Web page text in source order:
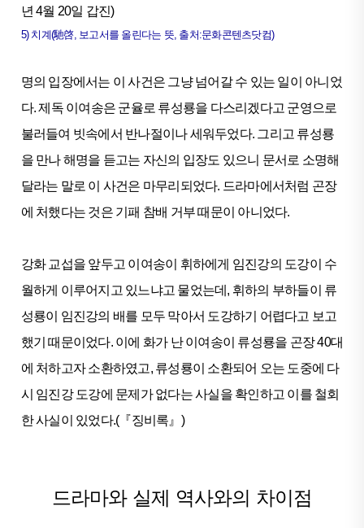
년 4월 20일 갑진)
5) 치계(馳啓, 보고서를 올린다는 뜻, 출처:문화콘텐츠닷컴)
명의 입장에서는 이 사건은 그냥 넘어갈 수 있는 일이 아니었
다. 제독 이여송은 군율로 류성룡을 다스리겠다고 군영으로
불러들여 빗속에서 반나절이나 세워두었다. 그리고 류성룡
을 만나 해명을 듣고는 자신의 입장도 있으니 문서로 소명해
달라는 말로 이 사건은 마무리되었다. 드라마에서처럼 곤장
에 처했다는 것은 기패 참배 거부 때문이 아니었다.
강화 교섭을 앞두고 이여송이 휘하에게 임진강의 도강이 수
월하게 이루어지고 있느냐고 물었는데, 휘하의 부하들이 류
성룡이 임진강의 배를 모두 막아서 도강하기 어렵다고 보고
했기 때문이었다. 이에 화가 난 이여송이 류성룡을 곤장 40대
에 처하고자 소환하였고, 류성룡이 소환되어 오는 도중에 다
시 임진강 도강에 문제가 없다는 사실을 확인하고 이를 철회
한 사실이 있었다.(『징비록』)
드라마와 실제 역사와의 차이점